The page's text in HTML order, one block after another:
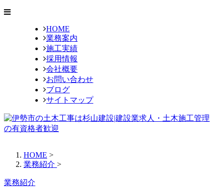
HOME
業務案内
施工実績
採用情報
会社概要
お問い合わせ
ブログ
サイトマップ
HOME >
業務紹介 >
業務紹介